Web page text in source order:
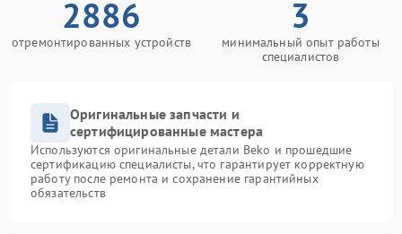
2886
отремонтированных устройств
3
минимальный опыт работы
специалистов
Оригинальные запчасти и
сертифицированные мастера
Используются оригинальные детали Beko и прошедшие
сертификацию специалисты, что гарантирует корректную
работу после ремонта и сохранение гарантийных
обязательств